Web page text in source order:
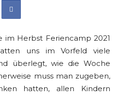
im Herbst Feriencamp 2021
uns im Vorfeld viele
überlegt, wie die Woche
muss man zugeben,
hatten, allen Kindern